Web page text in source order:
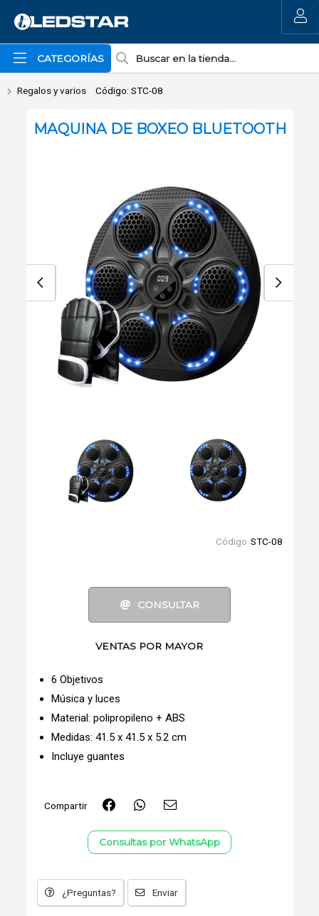
Enviar a email
CATEGORÍAS
MI COMPRA
Regalos y varios Código: STC-08
MAQUINA DE BOXEO BLUETOOTH
Código STC-08
CONSULTAR
VENTAS POR MAYOR
6 Objetivos
Música y luces
Material: polipropileno + ABS
Medidas: 41.5 x 41.5 x 5.2 cm
Incluye guantes
Compartir
Consultas por WhatsApp
¿Preguntas? Enviar